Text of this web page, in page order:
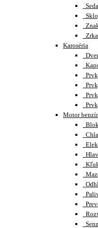
Karoséria
Motor